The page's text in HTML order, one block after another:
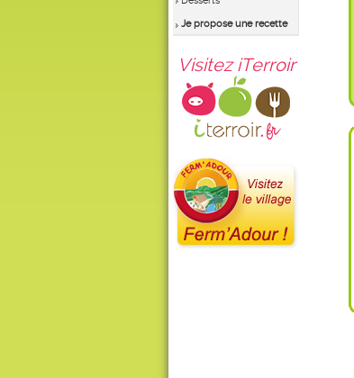
Je propose une recette
Visitez iTerroir